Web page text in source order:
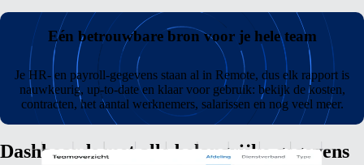
Eén betrouwbare bron voor je hele team
Je HR- en payroll-gegevens staan al in Remote, dus elk rapport is
nauwkeurig, up-to-date en klaar voor gebruik: bekijk de kosten,
contracten, het aantal werknemers, salarissen en nog veel meer.
Dashboards met alle belangrijke gegevens